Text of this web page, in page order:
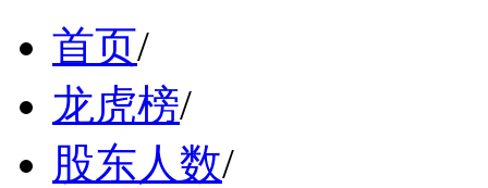
首页/
龙虎榜/
股东人数/